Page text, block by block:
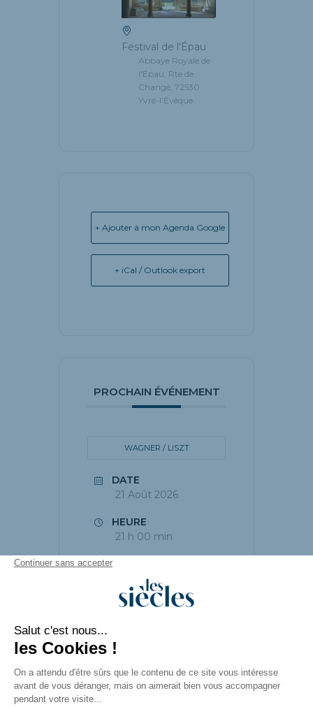
Festival de l'Épau
Abbaye Royale de
l'Épau, Rte de
Changé, 72530
Yvré-l'Évêque
+ Ajouter à mon Agenda Google
+ iCal / Outlook export
PROCHAIN ÉVÉNEMENT
WAGNER / LISZT
DATE
21 Août 2026
HEURE
21 h 00 min
PARTAGEZ CET